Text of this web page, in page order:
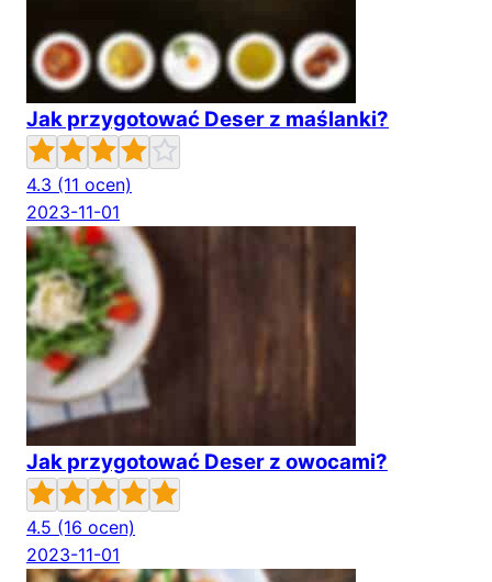
Jak przygotować Deser z maślanki?
4.3 (11 ocen)
2023-11-01
Jak przygotować Deser z owocami?
4.5 (16 ocen)
2023-11-01